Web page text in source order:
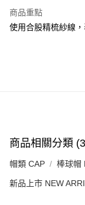
送貨方式
付款後順豐站及營業
每筆HK$50.00，滿
配送至澳門
商品重點
使用合股精梳紗線
商品相關分類
帽類 CAP 棒球帽
新品上市 NEW